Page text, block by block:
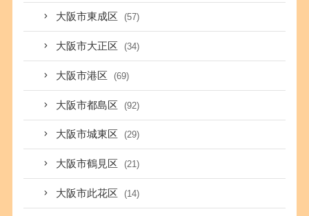
大阪市東成区 (57)
大阪市大正区 (34)
大阪市港区 (69)
大阪市都島区 (92)
大阪市城東区 (29)
大阪市鶴見区 (21)
大阪市此花区 (14)